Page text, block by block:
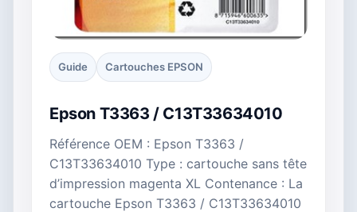
Guide Cartouches EPSON
Epson T3363 / C13T33634010
Référence OEM : Epson T3363 /
C13T33634010 Type : cartouche sans tête
d’impression magenta XL Contenance : La
cartouche Epson T3363 / C13T33634010